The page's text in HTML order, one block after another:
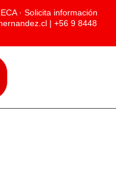
· Solicita información
| +56 9 8448